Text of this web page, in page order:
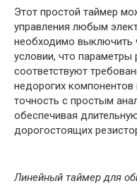
Этот простой таймер
управления любым
необходимо выключить
условии, что параметры
соответствуют
недорогих
точность с простым
обеспечивая
дорогостоящих
Линейный таймер для